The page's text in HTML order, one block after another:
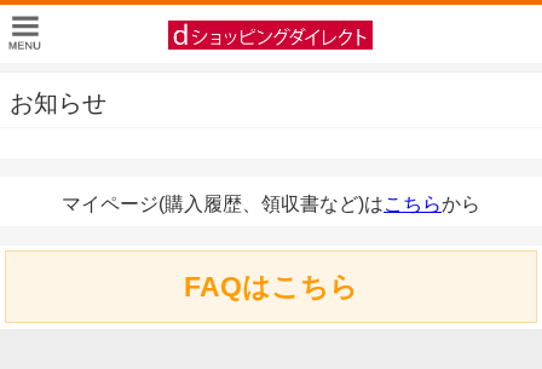
お知らせ
マイページ(購入履歴、領収書など)はこちらから
FAQはこちら